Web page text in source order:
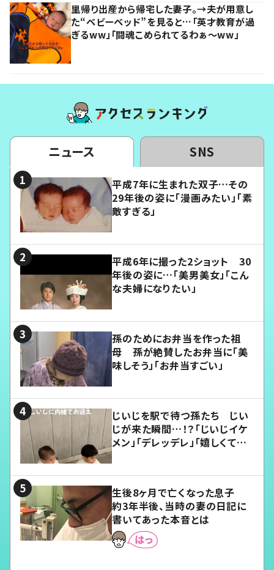
里帰り出産から帰宅した妻子。→夫が用意し
た“ベビーベッド”を見ると…「英才教育が過
ぎるww」「闘魂こめられてるわぁ～ww」
ニュース SNS
平成7年に生まれた双子…その
29年後の姿に「漫画みたい」「素
敵すぎる」
平成6年に撮った2ショット 30
年後の姿に…「美男美女」「こん
な夫婦になりたい」
孫のためにお弁当を作った祖
母 孫が絶賛したお弁当に「美
味しそう」「お弁当すごい」
じいじを駅で待つ孫たち じい
じが来た瞬間…！？「じいじイケ
メン」「デレッデレ」「嬉しくて可
生後8ヶ月で亡くなった息子
約3年半後、当時の妻の日記に
書いてあった本音とは